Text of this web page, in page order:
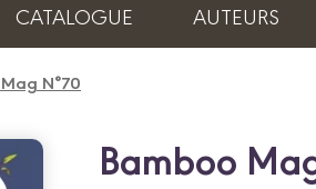
CATALOGUE AUTEURS
N°70
Bamboo